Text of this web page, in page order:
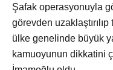
Şafak operasyonuyla
görevden
ülke genelinde büyük
kamuoyunun dikkatini